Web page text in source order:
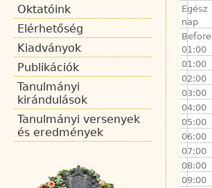
Egész
nap
Before
01:00
01:00
02:00
03:00
04:00
05:00
06:00
07:00
08:00
09:00
Oktatóink
Elérhetőség
Kiadványok
Publikációk
Tanulmányi
kirándulások
Tanulmányi versenyek
és eredmények